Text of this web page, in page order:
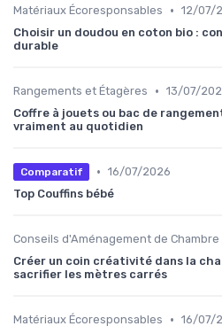
Matériaux Écoresponsables • 12/07/
Choisir un doudou en coton bio :
durable
Rangements et Étagères • 13/07/
Coffre à jouets ou bac de
vraiment au quotidien
Comparatif • 16/07/2026
Top Couffins bébé
Conseils d'Aménagement de
Créer un coin créativité dans la
sacrifier les mètres carrés
Matériaux Écoresponsables • 16/07/